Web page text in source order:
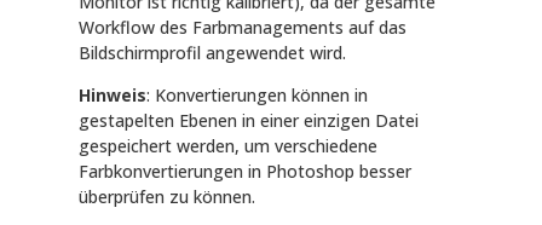
Workflow des Farbmanagements auf das
Bildschirmprofil angewendet wird.
Hinweis: Konvertierungen können in
gestapelten Ebenen in einer einzigen Datei
gespeichert werden, um verschiedene
Farbkonvertierungen in Photoshop besser
überprüfen zu können.